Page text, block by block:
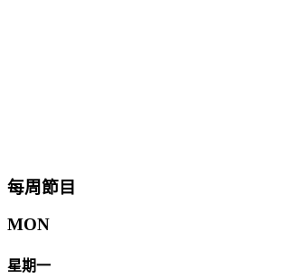
每周節目
MON
星期一